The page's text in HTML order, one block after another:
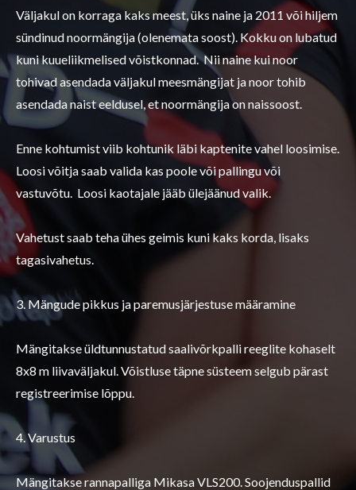
Väljakul on korraga kaks meest, üks naine ja 2011 või hiljem
sündinud noormängija (olenemata soost). Kokku on lubatud
kuni kuueliikmelised võistkonnad. Nii naine kui noor
tohivad asendada väljakul meesmängijat ja noor tohib
asendada naist eeldusel, et noormängija on naissoost.
Enne kohtumist viib kohtunik läbi kaptenite vahel loosimise.
Loosi võitja saab valida kas poole või pallingu või
vastuvõtu. Loosi kaotajale jääb ülejäänud valik.
Vahetust saab teha ühes geimis kuni kaks korda, lisaks
tagasivahetus.
3. Mängude pikkus ja paremusjärjestuse määramine
Mängitakse üldtunnustatud saalivõrkpalli reeglite kohaselt
8x8 m liivaväljakul. Võistluse täpne süsteem selgub pärast
registreerimise lõppu.
4. Varustus
Mängitakse rannapalliga Mikasa VLS200. Soojenduspallid